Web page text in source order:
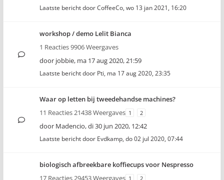
Laatste bericht doorCoffeeCo, wo 13 jan 2021, 16:20
workshop / demo Lelit Bianca
1 Reacties 9906 Weergaves
door jobbie, ma 17 aug 2020, 21:59
Laatste bericht door Pti, ma 17 aug 2020, 23:35
Waar op letten bij tweedehandse machines?
11 Reacties 21438 Weergaves 1 2
door Madencio,di 30 jun 2020, 12:42
Laatste bericht door Evdkamp, do 02 jul 2020, 07:44
biologisch afbreekbare koffiecups voor Nespresso
17 Reacties 29453 Weergaves 1 2